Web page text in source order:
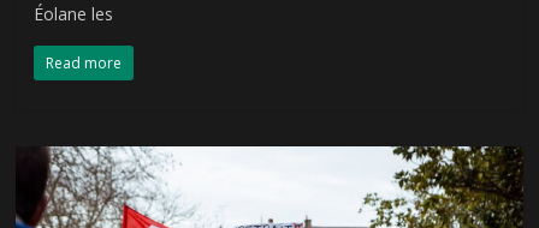
Éolane les
Read more